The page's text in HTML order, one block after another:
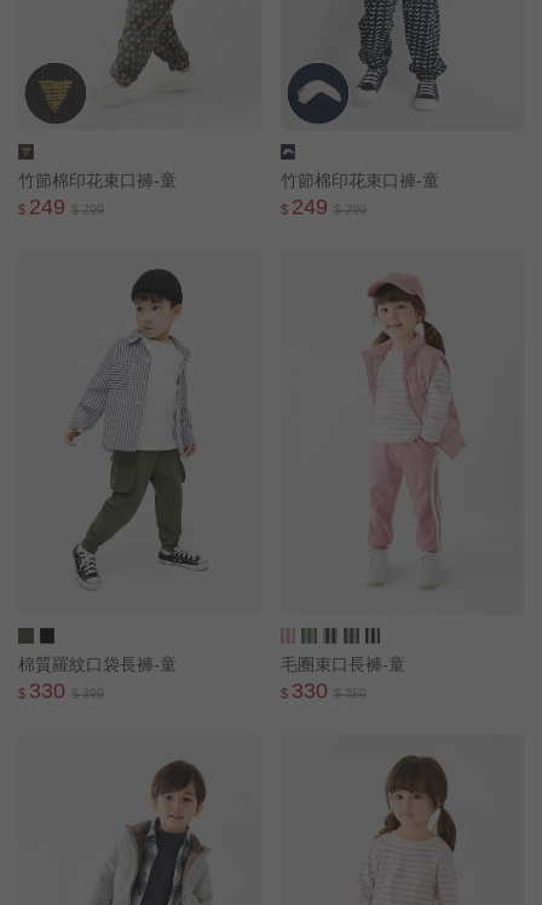
竹節棉印花束口褲-童
$ 249 $ 299
竹節棉印花束口褲-童
$ 249 $ 299
棉質羅紋口袋長褲-童
$ 330 $ 399
毛圈束口長褲-童
$ 330 $ 350